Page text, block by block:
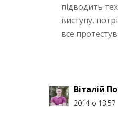
підводить
виступу,
все
Віталій
2014 о 13:57